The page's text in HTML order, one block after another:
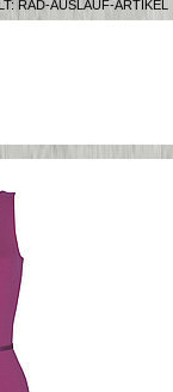
RAD-AUSLAUF-ARTIKEL